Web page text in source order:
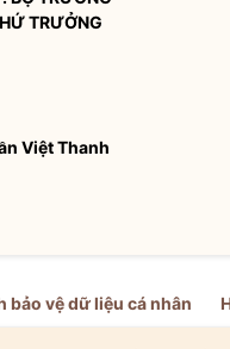
TRƯỞNG
Việt Thanh
bảo vệ dữ liệu cá nhân